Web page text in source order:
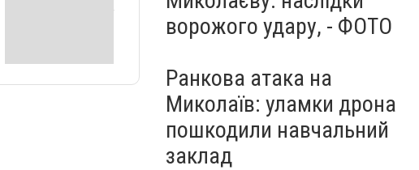
ворожого удару, - ФОТО
Ранкова атака на
Миколаїв: уламки дрона
пошкодили навчальний
заклад